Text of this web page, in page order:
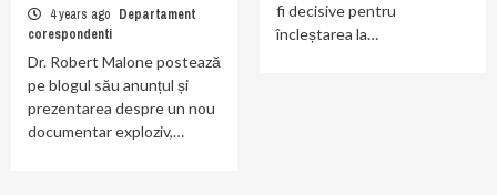
4 years ago Departament
corespondenti
Dr. Robert Malone postează
pe blogul său anunțul și
prezentarea despre un nou
documentar exploziv,…
fi decisive pentru
încleștarea la…